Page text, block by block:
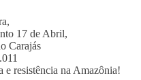
17 de Abril,
Carajás
e resistência na Amazônia!